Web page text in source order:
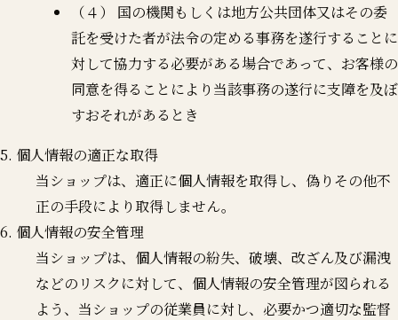
（４） 国の機関もしくは地方公共団体又はその委
託を受けた者が法令の定める事務を遂行することに
対して協力する必要がある場合であって、お客様の
同意を得ることにより当該事務の遂行に支障を及ぼ
すおそれがあるとき
5. 個人情報の適正な取得
当ショップは、適正に個人情報を取得し、偽りその他不
正の手段により取得しません。
6. 個人情報の安全管理
当ショップは、個人情報の紛失、破壊、改ざん及び漏洩
などのリスクに対して、個人情報の安全管理が図られる
よう、当ショップの従業員に対し、必要かつ適切な監督